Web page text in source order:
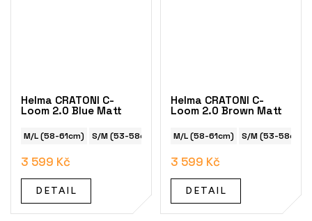
Helma CRATONI C-
Loom 2.0 Blue Matt
M/L (58-61cm) S/M (53-58cm)
3 599 Kč
DETAIL
Helma CRATONI C-
Loom 2.0 Brown Matt
M/L (58-61cm) S/M (53-58cm)
3 599 Kč
DETAIL